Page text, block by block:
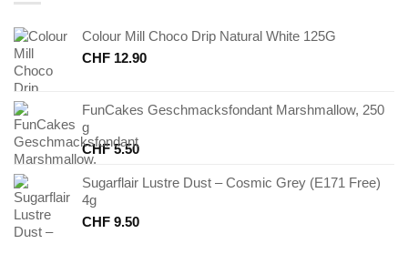
Colour Mill Choco Drip Natural White 125G
CHF 12.90
FunCakes Geschmacksfondant Marshmallow, 250
g
CHF5.50
Sugarflair Lustre Dust – Cosmic Grey (E171 Free)
4g
CHF 9.50